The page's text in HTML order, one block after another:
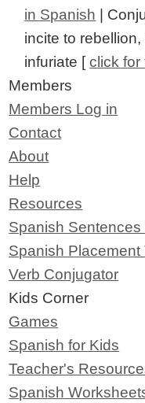
in Spanish |
incite to
infuriate [click for
Members
Members Log in
Contact
About
Help
Resources
Spanish
Spanish Placement
Verb Conjugator
Kids Corner
Games
Spanish for Kids
Teacher's
Spanish